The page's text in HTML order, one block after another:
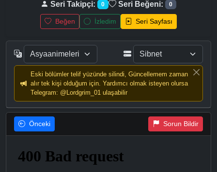
Seri Takipçi: 0 Seri Beğeni: 0
Beğen İzledim Seri Sayfası
Eski bölümler telif yüzünde silindi, Güncellemem zaman
alır tek kişi olduğum için. Yardımcı olmak isteyen olursa
Telegram: @Lordgrim_01 ulaşabilir
Önceki Sorun Bildir